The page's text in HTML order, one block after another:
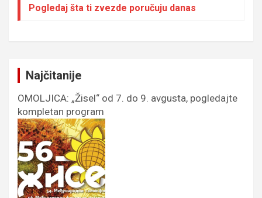
Pogledaj šta ti zvezde poručuju danas
Najčitanije
OMOLJICA: „Žisel“ od 7. do 9. avgusta, pogledajte
kompletan program